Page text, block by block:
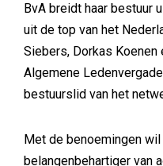
BvA breidt haar bestuur
uit de top van het
Siebers, Dorkas
Algemene
bestuurslid van het
Met de benoemingen
belangenbehartiger van